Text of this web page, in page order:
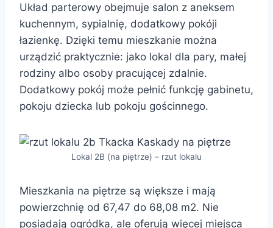
Układ parterowy obejmuje salon z aneksem
kuchennym, sypialnię, dodatkowy pokóji
łazienkę. Dzięki temu mieszkanie można
urządzić praktycznie: jako lokal dla pary, małej
rodziny albo osoby pracującej zdalnie.
Dodatkowy pokój może pełnić funkcję gabinetu,
pokoju dziecka lub pokoju gościnnego.
Lokal 2B (na piętrze) – rzut lokalu
Mieszkania na piętrze są większe i mają
powierzchnię od 67,47 do 68,08 m2. Nie
posiadają ogródka, ale oferują więcej miejsca